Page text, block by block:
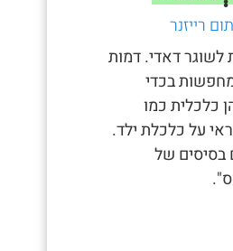
רייזנר
לשוגר דאדי. דמות
בכדי
כלכלית כמו
על כלכלת ילד.
בסיסים של